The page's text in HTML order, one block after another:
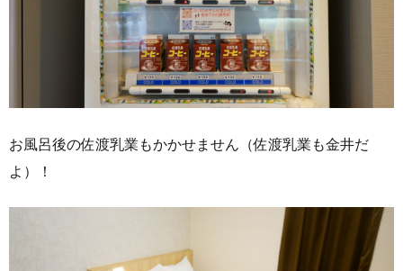
お風呂後の佐渡乳業もかかせません（佐渡乳業も金井だ
よ）！